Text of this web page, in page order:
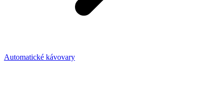
Automatické kávovary